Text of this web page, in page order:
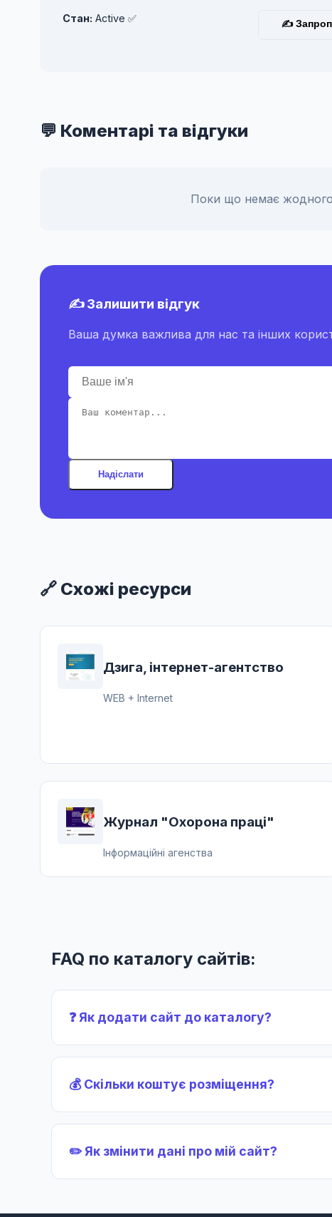
Стан: Active ✅ ✍
💬 Коментарі та відгуки
Поки що немає
✍️ Залишити відгук
Ваша думка важлива для нас та інших
Надіслати
🔗 Схожі ресурси
Дзига, інтернет-агентство
WEB + Internet
Журнал "Охорона праці"
Інформаційні агенства
FAQ по каталогу сайтів:
❓ Як додати сайт до каталогу?
💰 Скільки коштує розміщення?
✏️ Як змінити дані про мій сайт?